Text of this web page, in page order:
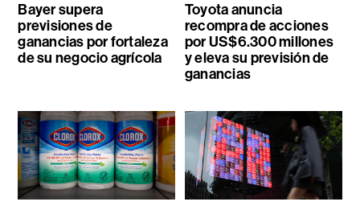
Bayer supera
previsiones de
ganancias por fortaleza
de su negocio agrícola
Toyota anuncia
recompra de acciones
por US$6.300 millones
y eleva su previsión de
ganancias